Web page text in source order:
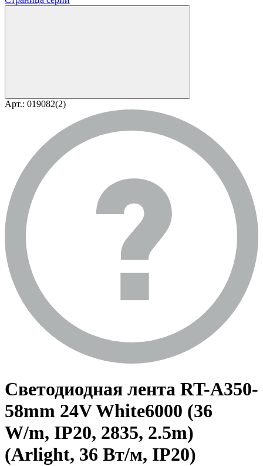
Арт.: 019082(2)
Светодиодная лента RT-A350-
58mm 24V White6000 (36
W/m, IP20, 2835, 2.5m)
(Arlight, 36 Вт/м, IP20)